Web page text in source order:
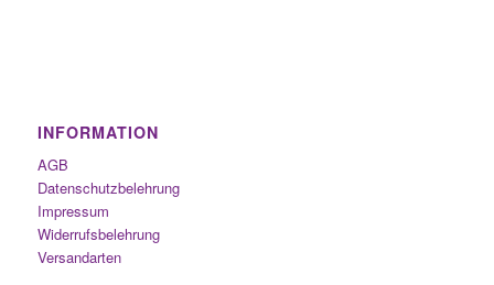
INFORMATION
AGB
Datenschutzbelehrung
Impressum
Widerrufsbelehrung
Versandarten